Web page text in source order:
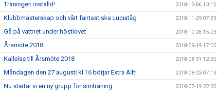
Träningen inställd! 2018-12-06 13:10
Klubbmästerskap och vårt fantastiska Luciatåg 2018-11-29 07:59
Gå på vattnet under höstlovet 2018-10-26 15:23
Årsmöte 2018 2018-09-19 17:05
Kallelse till Årsmöte 2018 2018-08-31 12:30
Måndagen den 27 augusti kl 16 börjar Extra Allt! 2018-08-23 07:13
Nu startar vi en ny grupp för simträning. 2018-07-19 22:30